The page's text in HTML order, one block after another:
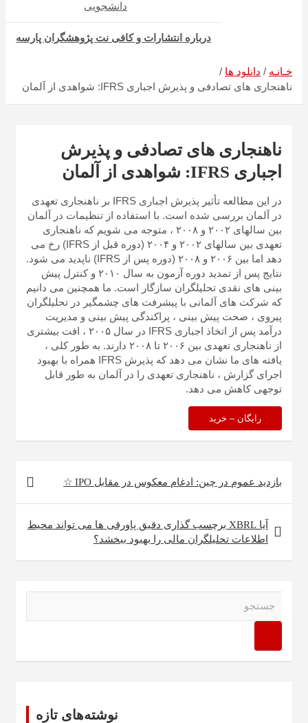
دانشجویی
درباره انتشارات و کافی نت پژوهشگران پارسه
خـانـه دانلود ها
ناهنجاری های تصادفی و پذیرش اجباری IFRS: شواهدی از آلمان
ناهنجاری های تصادفی و پذیرش
اجباری IFRS: شواهدی از آلمان
در این مطالعه تأثیر پذیرش اجباری IFRS بر ناهنجاری تعهدی
در آلمان بررسی شده است. با استفاده از تنظیمات در آلمان
بین سالهای ۲۰۰۲ و ۲۰۰۸ ، متوجه می شویم که ناهنجاری
تعهدی بین سالهای ۲۰۰۲ و ۲۰۰۴ (دوره قبل از IFRS) رخ می
دهد اما بین ۲۰۰۶ و ۲۰۰۸ (دوره پس از IFRS) ناپدید می شود.
نتایج پس از تمدید دوره آزمون به سال ۲۰۱۰ و کنترل پیش
بینی های نقدی تحلیلگران سازگار است. ما همچنین می دانیم
که شرکت های آلمانی با پیشرفت های چشمگیر در تحلیلگران
پیروی ، صحت پیش بینی ، پراکندگی پیش بینی و مدیریت
درآمد پس از اتخاذ اجباری IFRS در سال ۲۰۰۵ ، افت بیشتری
از ناهنجاری تعهدی بین ۲۰۰۶ تا ۲۰۰۸ دارند. به طور کلی ،
یافته های ما نشان می دهد که پذیرش IFRS همراه با بهبود
اجرای گزارش ، ناهنجاری تعهدی را در آلمان به طور قابل
توجهی کاهش می دهد.
رایگان – خرید
نوشته
بازدید عموم در چین: ادغام معکوس در مقابل IPO ☆
آیا XBRL برچسب گذاری دقیق پاورقی ها می تواند محیط
اطلاعات تحلیلگران مالی را بهبود ببخشد؟
نوشته‌های تازه